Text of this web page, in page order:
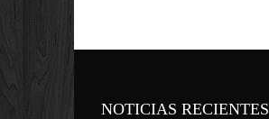
NOTICIAS RECIENTES